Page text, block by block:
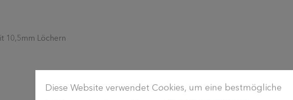
10,5mm Löchern
Diese Website verwendet Cookies, um eine bestmögliche